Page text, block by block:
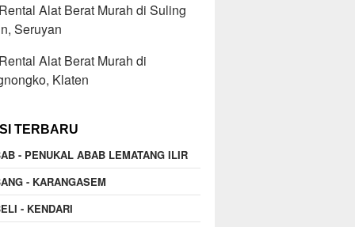
Alat Berat Murah di Suling
Seruyan
Alat Berat Murah di
Klaten
TERBARU
- PENUKAL ABAB LEMATANG ILIR
- KARANGASEM
- KENDARI